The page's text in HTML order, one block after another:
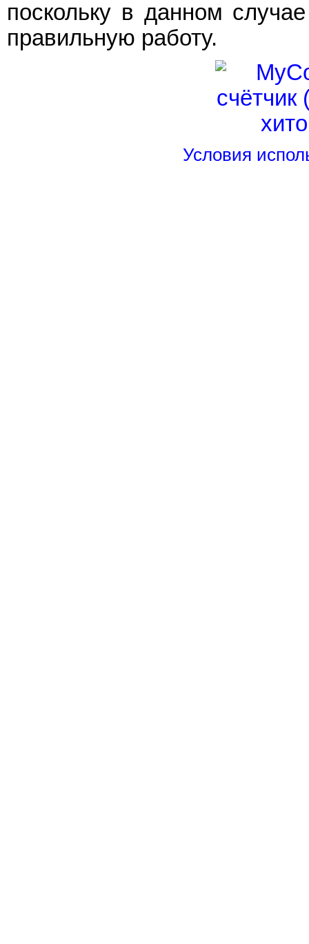
поскольку в данном
правильную работу.
Условия